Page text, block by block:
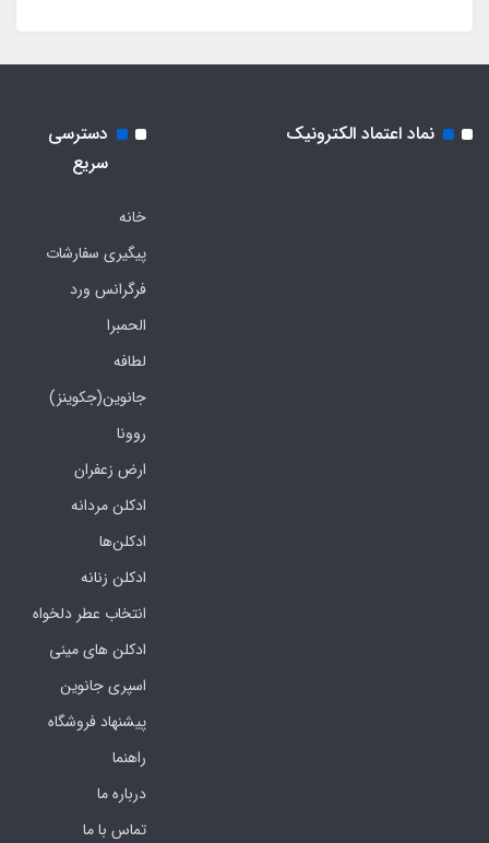
نماد اعتماد الکترونیک
دسترسی
سریع
خانه
پیگیری سفارشات
فرگرانس ورد
الحمبرا
لطافه
جانوین(جکوینز)
روونا
ارض زعفران
ادکلن مردانه
ادکلن‌ها
ادکلن زنانه
انتخاب عطر دلخواه
ادکلن های مینی
اسپری جانوین
پیشنهاد فروشگاه
راهنما
درباره ما
تماس با ما